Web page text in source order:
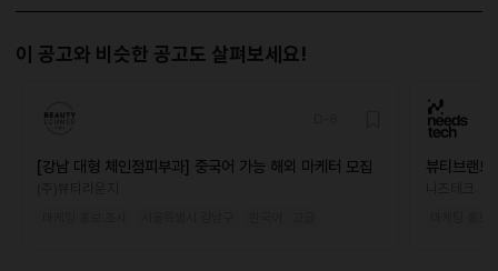
이 공고와 비슷한 공고도 살펴보세요!
[강남 대형 체인점피부과] 중국어 가능 해외 마케터 모집 뷰티브랜